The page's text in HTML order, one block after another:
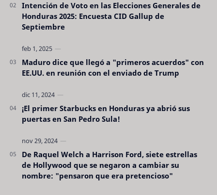
Intención de Voto en las Elecciones Generales de
Honduras 2025: Encuesta CID Gallup de
Septiembre
Maduro dice que llegó a "primeros acuerdos" con
EE.UU. en reunión con el enviado de Trump
¡El primer Starbucks en Honduras ya abrió sus
puertas en San Pedro Sula!
De Raquel Welch a Harrison Ford, siete estrellas
de Hollywood que se negaron a cambiar su
nombre: "pensaron que era pretencioso"